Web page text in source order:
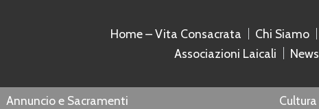
Home – Vita Consacrata Chi Siamo
Associazioni Laicali
News
Annuncio e Sacramenti Cultura